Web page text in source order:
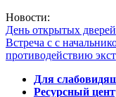
Новости:
День открытых дверей
Встреча с с
противодействию
Для
Ресурсный